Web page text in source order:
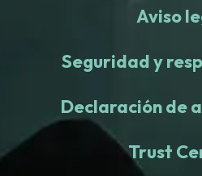
Aviso
Seguridad y
Declaración de
Trust